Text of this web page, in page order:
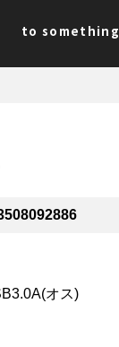
to something
オス)